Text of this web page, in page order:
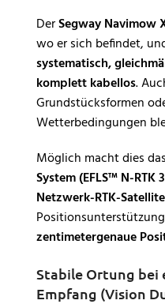
DerSegway Navimow
wo er sich befindet,
systematisch,
komplett kabellos.
Grundstücksformen
Wetterbedingungen
Möglich macht dies das
System (EFLS™ N-RTK
Netzwerk-RTK-
zentimetergenaue
Stabile Ortung bei
Empfang (Vision